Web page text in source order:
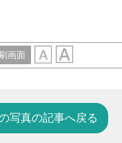
画面
写真の記事へ戻る